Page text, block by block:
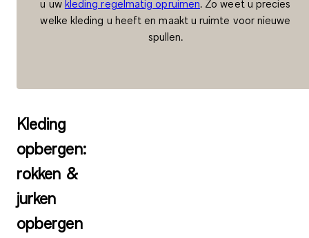
u uw kleding regelmatig opruimen. Zo weet u precies
welke kleding u heeft en maakt u ruimte voor nieuwe
spullen.
Kleding
opbergen:
rokken &
jurken
opbergen